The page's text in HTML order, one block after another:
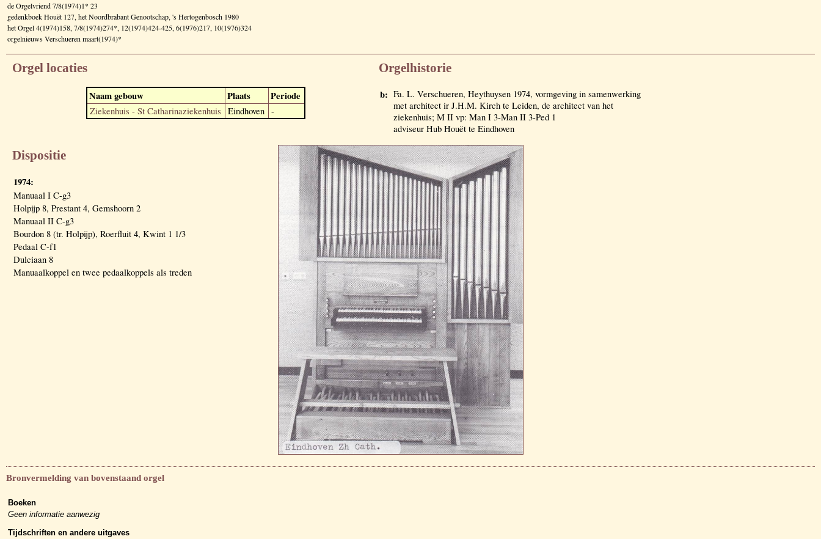
de Orgelvriend 7/8(1974)1* 23
gedenkboek Houët 127, het Noordbrabant Genootschap, 's Hertogenbosch 1980
het Orgel 4(1974)158, 7/8(1974)274*, 12(1974)424-425, 6(1976)217, 10(1976)324
orgelnieuws Verschueren maart(1974)*
Orgel locaties
Naam gebouw Plaats Periode
Ziekenhuis - St Catharinaziekenhuis Eindhoven -
Orgelhistorie
b: Fa. L. Verschueren, Heythuysen 1974, vormgeving in samenwerking
met architect ir J.H.M. Kirch te Leiden, de architect van het
ziekenhuis; M II vp: Man I 3-Man II 3-Ped 1
adviseur Hub Houët te Eindhoven
Dispositie
1974:
Manuaal I C-g3
Holpijp 8, Prestant 4, Gemshoorn 2
Manuaal II C-g3
Bourdon 8 (tr. Holpijp), Roerfluit 4, Kwint 1 1/3
Pedaal C-f1
Dulciaan 8
Manuaalkoppel en twee pedaalkoppels als treden
Bronvermelding van bovenstaand orgel
Boeken
Geen informatie aanwezig
Tijdschriften en andere uitgaves